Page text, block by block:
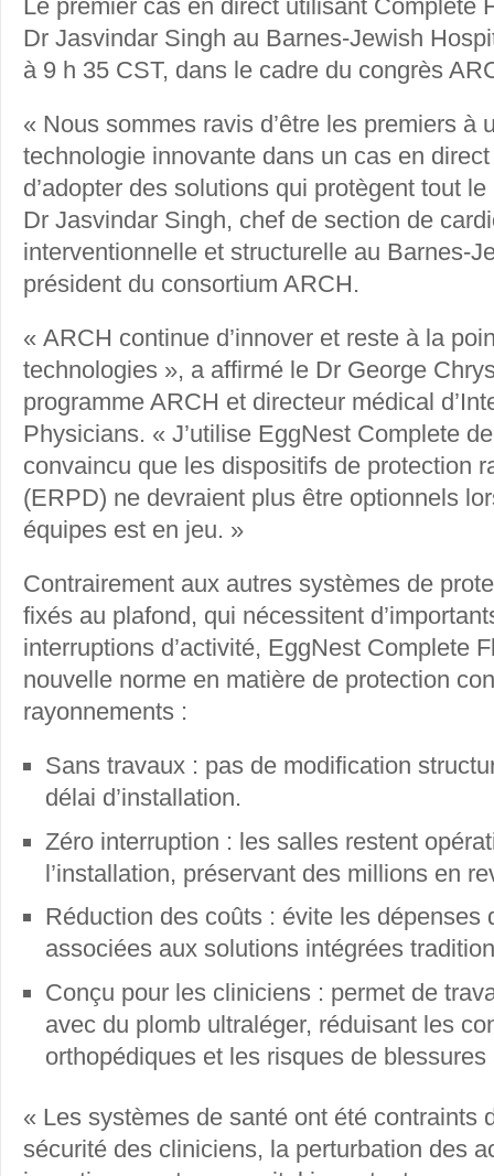
Le premier cas en direct utilisant Complete
Dr Jasvindar Singh au Barnes-Jewish
à 9 h 35 CST, dans le cadre du congrès
« Nous sommes ravis d’être les premiers à
technologie innovante dans un cas en
d’adopter des solutions qui protègent tout
Dr Jasvindar Singh, chef de section de
interventionnelle et structurelle au Barnes-
président du consortium ARCH.
« ARCH continue d’innover et reste à la
technologies », a affirmé le Dr George
programme ARCH et directeur médical
Physicians. « J’utilise EggNest Complete
convaincu que les dispositifs de protection
(ERPD) ne devraient plus être optionnels
équipes est en jeu. »
Contrairement aux autres systèmes de
fixés au plafond, qui nécessitent
interruptions d’activité, EggNest Complete
nouvelle norme en matière de protection
rayonnements :
Sans travaux : pas de modification
délai d’installation.
Zéro interruption : les salles restent
l’installation, préservant des millions en
Réduction des coûts : évite les dépenses
associées aux solutions intégrées
Conçu pour les cliniciens : permet de
avec du plomb ultraléger, réduisant les
orthopédiques et les risques de
« Les systèmes de santé ont été contraints
sécurité des cliniciens, la perturbation des